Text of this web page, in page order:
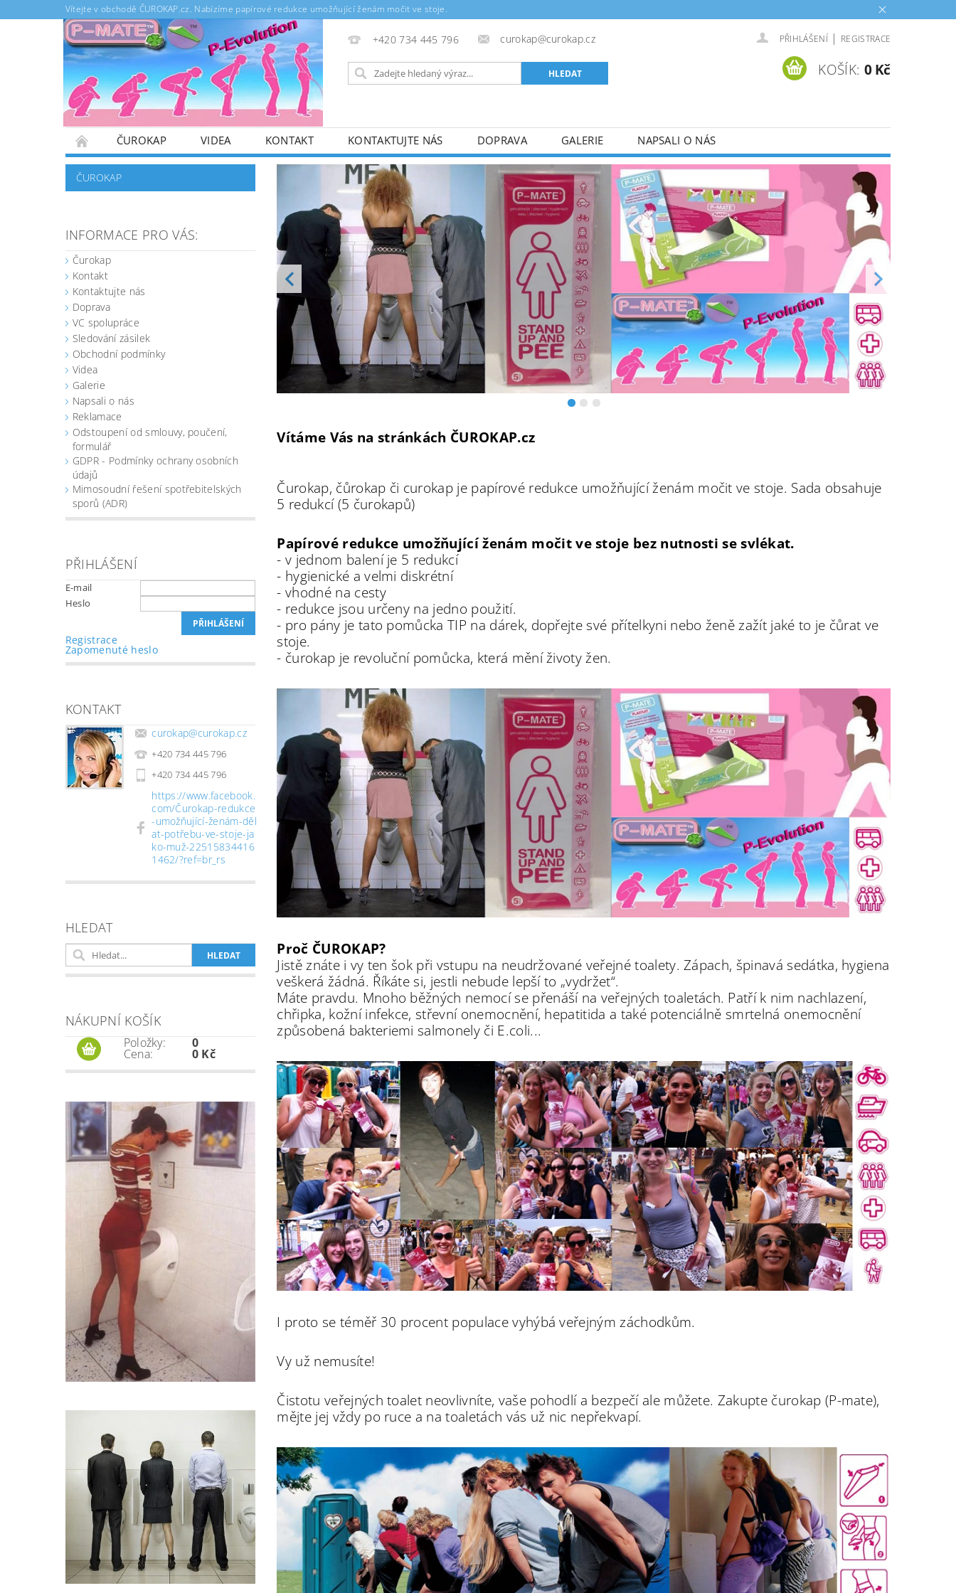
Vítejte v obchodě ČUROKAP.cz. Nabízíme papírové redukce umožňující ženám močit ve stoje.
+420 734 445 796 curokap@curokap.cz PŘIHLÁŠENÍ | REGISTRACE
KOŠÍK: 0 Kč
ČUROKAP VIDEA KONTAKT KONTAKTUJTE NÁS DOPRAVA GALERIE
NAPSALI O NÁS
SLEDOVÁNÍ ZÁSILEK
OBCHODNÍ PODMÍNKY VC SPOLUPRÁCE
REKLAMACE
ODSTOUPENÍ OD SMLOUVY, POUČENÍ, FORMULÁŘ
MIMOSOUDNÍ ŘEŠENÍ SPOTŘEBITELSKÝCH SPORŮ (ADR)
GDPR - PODMÍNKY OCHRANY OSOBNÍCH ÚDAJŮ
ČUROKAP
INFORMACE PRO VÁS:
Čurokap
Kontakt
Kontaktujte nás
Doprava
VC spolupráce
Sledování zásilek
Obchodní podmínky
Videa
Galerie
Napsali o nás
Reklamace
Odstoupení od smlouvy, poučení,
formulář
GDPR - Podmínky ochrany osobních
údajů
Mimosoudní řešení spotřebitelských
sporů (ADR)
PŘIHLÁŠENÍ
E-mail
Heslo
Registrace
Zapomenuté heslo
KONTAKT
curokap@curokap.cz
+420 734 445 796
+420 734 445 796
https://www.facebook.
com/Čurokap-redukce
-umožňující-ženám-děl
at-potřebu-ve-stoje-ja
ko-muž-22515834416
1462/?ref=br_rs
HLEDAT
NÁKUPNÍ KOŠÍK
Položky:
Cena:
0
0 Kč
Vítáme Vás na stránkách ČUROKAP.cz
Čurokap, čůrokap či curokap je papírové redukce umožňující ženám močit ve stoje. Sada obsahuje
5 redukcí (5 čurokapů)
Papírové redukce umožňující ženám močit ve stoje bez nutnosti se svlékat.
- v jednom balení je 5 redukcí
- hygienické a velmi diskrétní
- vhodné na cesty
- redukce jsou určeny na jedno použití.
- pro pány je tato pomůcka TIP na dárek, dopřejte své přítelkyni nebo ženě zažít jaké to je čůrat ve
stoje.
- čurokap je revoluční pomůcka, která mění životy žen.
Proč ČUROKAP?
Jistě znáte i vy ten šok při vstupu na neudržované veřejné toalety. Zápach, špinavá sedátka, hygiena
veškerá žádná. Říkáte si, jestli nebude lepší to „vydržet“.
Máte pravdu. Mnoho běžných nemocí se přenáší na veřejných toaletách. Patří k nim nachlazení,
chřipka, kožní infekce, střevní onemocnění, hepatitida a také potenciálně smrtelná onemocnění
způsobená bakteriemi salmonely či E.coli...
I proto se téměř 30 procent populace vyhýbá veřejným záchodkům.
Vy už nemusíte!
Čistotu veřejných toalet neovlivníte, vaše pohodlí a bezpečí ale můžete. Zakupte čurokap (P-mate),
mějte jej vždy po ruce a na toaletách vás už nic nepřekvapí.